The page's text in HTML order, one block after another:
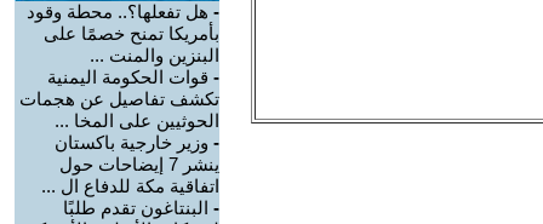
- هل تفعلها؟.. محطة وقود
بأمريكا تمنح خصمًا على
البنزين والمنت ...
- قوات الحكومة اليمنية
تكشف تفاصيل عن هجمات
الحوثيين على المخا ...
- وزير خارجية باكستان
ينشر 7 إيضاحات حول
اتفاقية مكة للدفاع ال ...
- البنتاغون تقدم طلبًا